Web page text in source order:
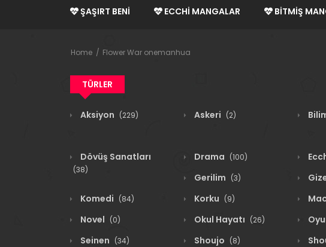
ŞAŞIRT BENI ECCHI MANGALAR BITMIŞ
Home Flower War onemanhua
TÜRLER
Aksiyon (229) Askeri (2)
Dövüş Sanatları
(38)
Drama (100)
Gerilim (3)
Komedi (84) Korku (9)
Novel (0) Okul Hayatı (26)
Seinen (34) Shoujo (8)